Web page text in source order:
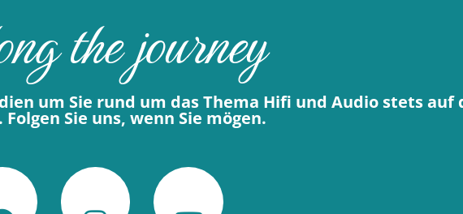
the journey
um Sie rund um das Thema Hifi und Audio stets auf
Sie uns, wenn Sie mögen.